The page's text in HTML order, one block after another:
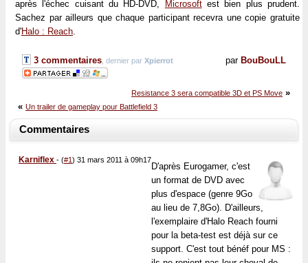
après l'échec cuisant du HD-DVD,
Microsoftest bien plus prudent.
Sachez par ailleurs que chaque participant recevra une copie gratuite
d'Halo : Reach.
par BouBouLL
3 commentaires , dernier par Xpierrot
Resistance 3 sera compatible 3D et PS Move »
« Un trailer de gameplay pour Battlefield 3
Commentaires
Karniflex - (#1) 31 mars 2011 à 09h17
D'après Eurogamer, c'est
un format de DVD avec
plus d'espace (genre 9Go
au lieu de 7,8Go). D'ailleurs,
l'exemplaire d'Halo Reach fourni
pour la beta-test est déjà sur ce
support. C'est tout bénéf pour MS :